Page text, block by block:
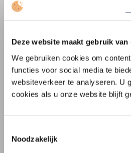
Deze website maakt gebruik van
We gebruiken cookies om
functies voor social media te
websiteverkeer te analyseren. U
cookies als u onze website blijft
Noodzakelijk